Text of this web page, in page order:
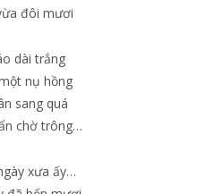
đôi mươi
dài trắng
nụ hồng
sang quá
chờ trông…
xưa ấy…